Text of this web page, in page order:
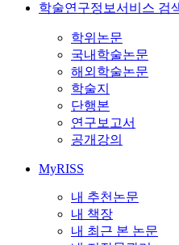
학술연구정보서비스 검
학위논문
국내학술논문
해외학술논문
학술지
단행본
연구보고서
공개강의
MyRISS
내 추천논문
내 책장
내 최근 본 논문